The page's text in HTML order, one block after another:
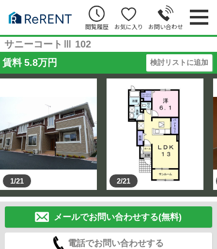
閲覧履歴 お気に入り お問い合わせ
サニーコートⅢ 102
賃料 5.8万円 検討リストに追加
1/21 2/21
メールでお問い合わせする(無料)
電話でお問い合わせする